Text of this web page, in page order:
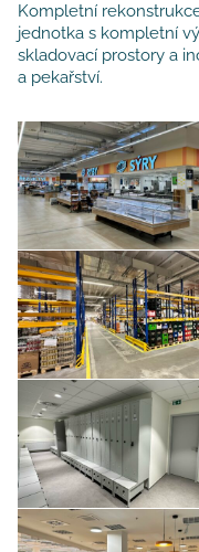
Kompletní
jednotka s kompletní
skladovací prostory a
a pekařství.